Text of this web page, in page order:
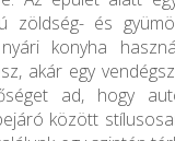
zöldség- és
konyha
akár egy
ad, hogy
között